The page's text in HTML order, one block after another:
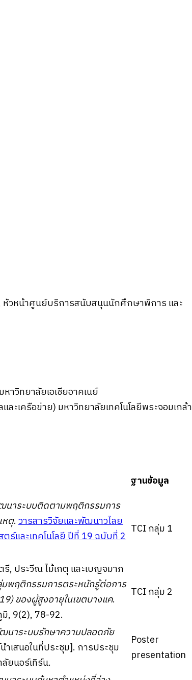
หัวหน้าศูนย์บริการสนับสนุนนักศึกษาพิการ และ
วิทยาลัยเอเชียอาคเนย์
เครือข่าย) มหาวิทยาลัยเทคโนโลยีพระจอมเกล้า
ฐานข้อมูล
นาระบบติดตามพฤติกรรมการ
หตุ. วารสารวิจัยและพัฒนาวไลย
และเทคโนโลยี ปีที่ 19 ฉบับที่ 2 TCI กลุ่ม 1
, ประวีณ ไม้เกตุ และเบญจมาภ
พฤติกรรมการตระหนักรู้ต่อการ
ของผู้สูงอายุในเขตบางแค.
, 9(2), 78-92.
TCI กลุ่ม 2
นาระบบรักษาความปลอดภัย
ำเสนอในที่ประชุม]. การประชุม
ยนอร์เทิร์น.
Poster
presentation